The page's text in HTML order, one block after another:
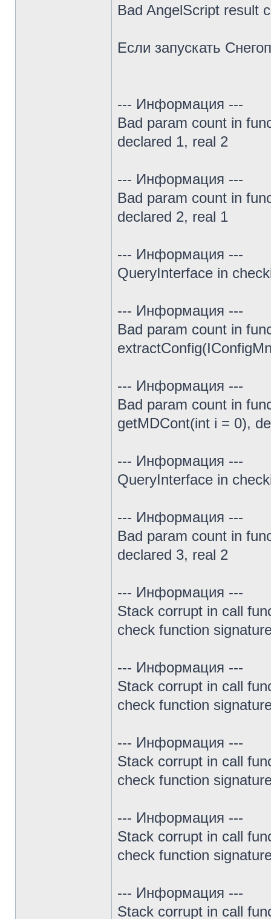
Bad AngelScript result
Если запускать
--- Информация ---
Bad param count in
declared 1, real 2
--- Информация ---
Bad param count in
declared 2, real 1
--- Информация ---
QueryInterface in
--- Информация ---
Bad param count in
--- Информация ---
Bad param count in
getMDCont(int i = 0),
--- Информация ---
QueryInterface in
--- Информация ---
Bad param count in
declared 3, real 2
--- Информация ---
Stack corrupt in call
check function
--- Информация ---
Stack corrupt in call
check function
--- Информация ---
Stack corrupt in call
check function
--- Информация ---
Stack corrupt in call
check function
--- Информация ---
Stack corrupt in call